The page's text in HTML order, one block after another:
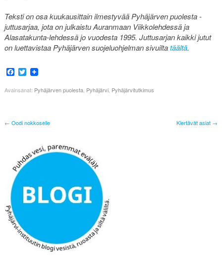
Teksti on osa kuukausittain ilmestyvää Pyhäjärven puolesta -
juttusarjaa, jota on julkaistu Auranmaan Viikkolehdessä ja
Alasatakunta-lehdessä jo vuodesta 1995. Juttusarjan kaikki jutut
on luettavistaa Pyhäjärven suojeluohjelman sivuiltatäältä.
Facebook
Twitter
Avainsanat: Pyhäjärven puolesta, Pyhäjärvi, Pyhäjärvitutkimus
← Oodi nokkoselle Kiertävät asiat →